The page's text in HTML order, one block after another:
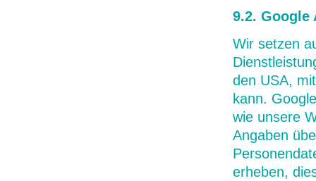
9.2. Google
Wir setzen
den USA,
kann.
wie unsere
Angaben
erheben,